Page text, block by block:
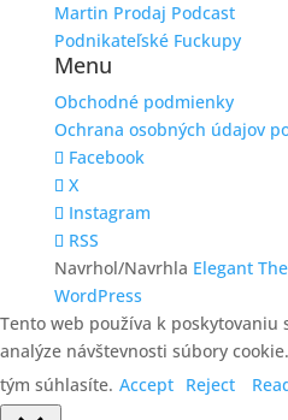
Martin Prodaj Podcast
Podnikateľské Fuckupy
Menu
Obchodné podmienky
Ochrana osobných údajov
Facebook
X
Instagram
RSS
Navrhol/Navrhla Elegant
WordPress
Tento web používa k
analýze návštevnosti súbory
tým súhlasíte. Accept Reject